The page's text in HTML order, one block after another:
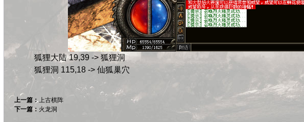
狐狸大陆 19,39 -> 狐狸洞
狐狸洞 115,18 -> 仙狐巢穴
上一篇：上古棋阵
下一篇： 火龙洞